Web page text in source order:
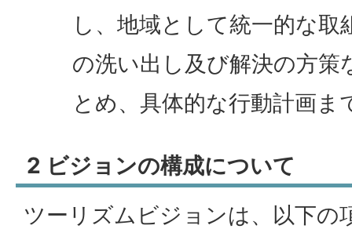
し、地域として統一的な
の洗い出し及び解決の方策
とめ、具体的な行動計画
2 ビジョンの構成について
ツーリズムビジョンは、以下の